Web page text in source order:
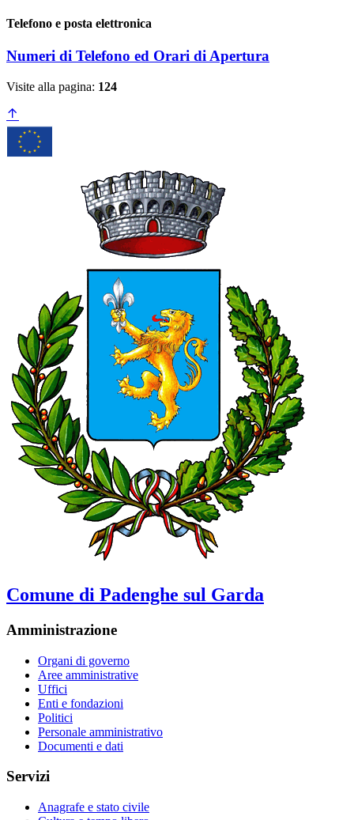
Telefono e posta elettronica
Numeri di Telefono ed Orari di Apertura
Visite alla pagina: 124
Comune di Padenghe sul Garda
Amministrazione
Organi di governo
Aree amministrative
Uffici
Enti e fondazioni
Politici
Personale amministrativo
Documenti e dati
Servizi
Anagrafe e stato civile